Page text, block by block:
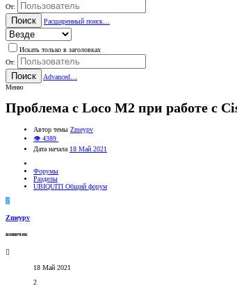
От:
Поиск Расширенный поиск…
Искать только в заголовках
От:
Поиск
Advanced…
Меню
Проблема с Loco M2 при работе c
Автор темы Zmeypv
👁 4389
Дата начала 18 Май 2021
Форумы
Разделы
UBIQUITI Общий форум
Z
Zmeypv
новичок
18 Май 2021
2